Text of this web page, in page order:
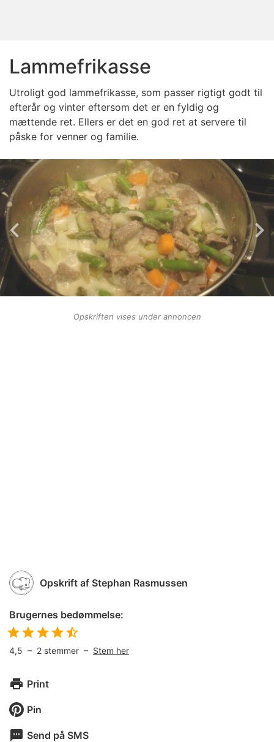
Lammefrikasse
Utroligt god lammefrikasse, som passer rigtigt godt til
efterår og vinter eftersom det er en fyldig og
mættende ret. Ellers er det en god ret at servere til
påske for venner og familie.
Opskriften vises under annoncen
Opskrift af Stephan Rasmussen
Brugernes bedømmelse:
4,5 – 2 stemmer – Stem her
Print
Pin
Send på SMS